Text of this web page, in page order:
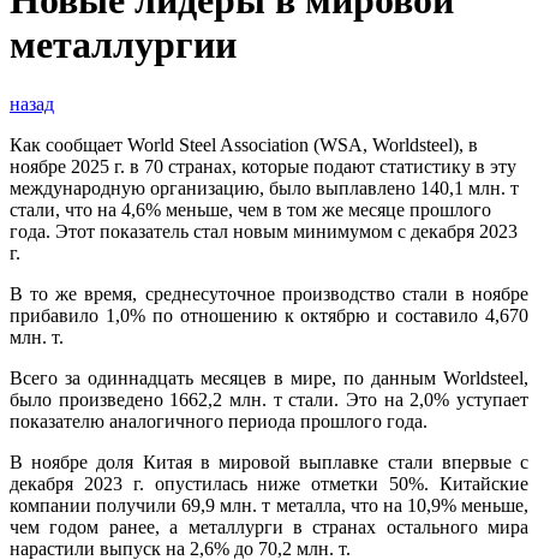
металлургии
назад
Как сообщает World Steel Association (WSA, Worldsteel), в
ноябре 2025 г. в 70 странах, которые подают статистику в эту
международную организацию, было выплавлено 140,1 млн. т
стали, что на 4,6% меньше, чем в том же месяце прошлого
года. Этот показатель стал новым минимумом с декабря 2023
г.
В то же время, среднесуточное производство стали в ноябре
прибавило 1,0% по отношению к октябрю и составило 4,670
млн. т.
Всего за одиннадцать месяцев в мире, по данным Worldsteel,
было произведено 1662,2 млн. т стали. Это на 2,0% уступает
показателю аналогичного периода прошлого года.
В ноябре доля Китая в мировой выплавке стали впервые с
декабря 2023 г. опустилась ниже отметки 50%. Китайские
компании получили 69,9 млн. т металла, что на 10,9% меньше,
чем годом ранее, а металлурги в странах остального мира
нарастили выпуск на 2,6% до 70,2 млн. т.